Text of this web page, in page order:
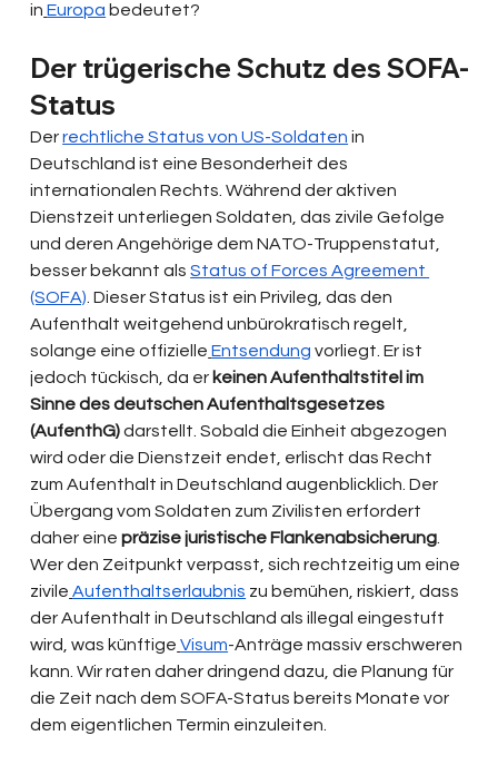
in Europa bedeutet?
Der trügerische Schutz des SOFA-
Status
Der rechtliche Status von US-Soldaten in
Deutschland ist eine Besonderheit des
internationalen Rechts. Während der aktiven
Dienstzeit unterliegen Soldaten, das zivile Gefolge
und deren Angehörige dem NATO-Truppenstatut,
besser bekannt als Status of Forces Agreement
(SOFA) . Dieser Status ist ein Privileg, das den
Aufenthalt weitgehend unbürokratisch regelt,
solange eine offizielle Entsendung vorliegt. Er ist
jedoch tückisch, da er keinen Aufenthaltstitel im
Sinne des deutschen Aufenthaltsgesetzes
(AufenthG) darstellt. Sobald die Einheit abgezogen
wird oder die Dienstzeit endet, erlischt das Recht
zum Aufenthalt in Deutschland augenblicklich. Der
Übergang vom Soldaten zum Zivilisten erfordert
daher eine präzise juristische Flankenabsicherung
Wer den Zeitpunkt verpasst, sich rechtzeitig um eine
zivile Aufenthaltserlaubnis zu bemühen, riskiert, dass
der Aufenthalt in Deutschland als illegal eingestuft
wird, was künftige Visum-Anträge massiv erschweren
kann. Wir raten daher dringend dazu, die Planung für
die Zeit nach dem SOFA-Status bereits Monate vor
dem eigentlichen Termin einzuleiten.